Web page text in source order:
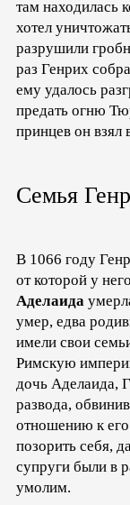
там находилась
хотел
разрушили
раз Генрих
ему удалось
предать огню
принцев он взял
Семья
В 1066 году
от которой у
Аделаида
умер, едва
имели свои
Римскую
дочь Аделаида,
развода,
отношению к
позорить себя,
супруги были в
умолим.